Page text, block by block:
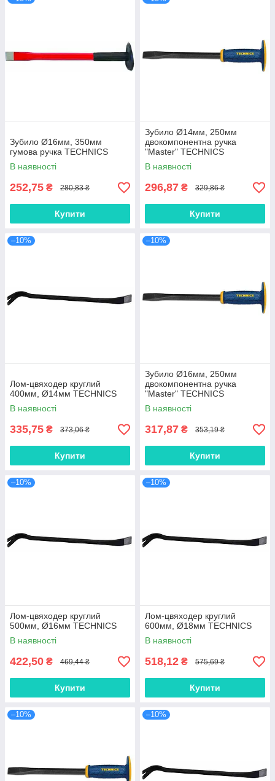
Зубило Ø16мм, 350мм
гумова ручка TECHNICS
В наявності
252,75 ₴ 280,83 ₴
Купити
Зубило Ø14мм, 250мм
двокомпонентна ручка
"Master" TECHNICS
В наявності
296,87 ₴ 329,86 ₴
Купити
–10%
Лом-цвяходер круглий
400мм, Ø14мм TECHNICS
В наявності
335,75 ₴ 373,06 ₴
Купити
–10%
Зубило Ø16мм, 250мм
двокомпонентна ручка
"Master" TECHNICS
В наявності
317,87 ₴ 353,19 ₴
Купити
–10%
Лом-цвяходер круглий
500мм, Ø16мм TECHNICS
В наявності
422,50 ₴ 469,44 ₴
Купити
–10%
Лом-цвяходер круглий
600мм, Ø18мм TECHNICS
В наявності
518,12 ₴ 575,69 ₴
Купити
–10% –10%